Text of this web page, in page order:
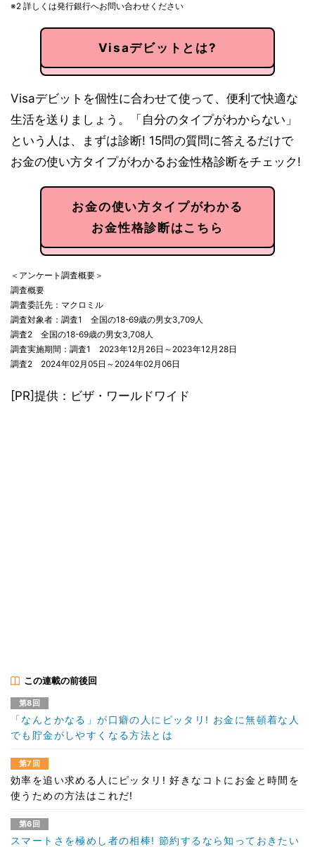
※2 詳しくは発行銀行へお問い合わせください
Visaデビットとは?
Visaデビットを個性に合わせて使って、便利で快適な
生活を送りましょう。「自分のタイプがわからない」
という人は、まずは診断! 15問の質問に答えるだけで
お金の使い方タイプがわかるお金性格診断をチェック!
お金の使い方タイプがわかる
お金性格診断はこちら
＜アンケート調査概要＞
調査概要
調査委託先：マクロミル
調査対象者：調査1 全国の18-69歳の男女3,709人
調査2 全国の18-69歳の男女3,708人
調査実施期間：調査1 2023年12月26日～2023年12月28日
調査2 2024年02月05日～2024年02月06日
[PR]提供：ビザ・ワールドワイド
この連載の前後回
第8回
「なんとかなる」が口癖の人にピッタリ! お金に無頓着な人
でも貯金がしやすくなる方法とは
第7回
効率を追い求める人にピッタリ! 好きなコトにお金と時間を
使うための方法はこれだ!
第6回
スマートさを極めし者の相棒! 節約するなら知っておきたい